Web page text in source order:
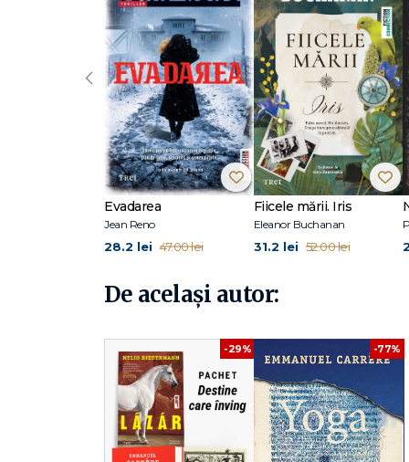
„Un roman de o amploare neobișnuită, un recviem
ceilalți cum era cu ea însăși.“ - Humanité
„În Colhoz, autorul cărților Un roman rus și Limonov
creionând totodată un portret plin de dragoste, dar și
d’Encausse.“ - Le Nouvel Obs
„Închizi cartea cu ochii umezi, cu impresia că poate ai
Le Parisien
Emmanuel Carrère s-a născut în 1957 și a absolvit
celebru prin romanele sale care îmbină adevărul
Grand Prix Marie Claire du Roman d’Emotion, Prix
Limonov (Prix des Prix şi Prix Renaudot), Alte vieţi decât
Evadarea
Jean Reno
28.2 lei 47.00 lei
Fiicele mării. Iris
Eleanor Buchanan
31.2 lei 52.00 lei
‹
De același autor:
-29% -77%